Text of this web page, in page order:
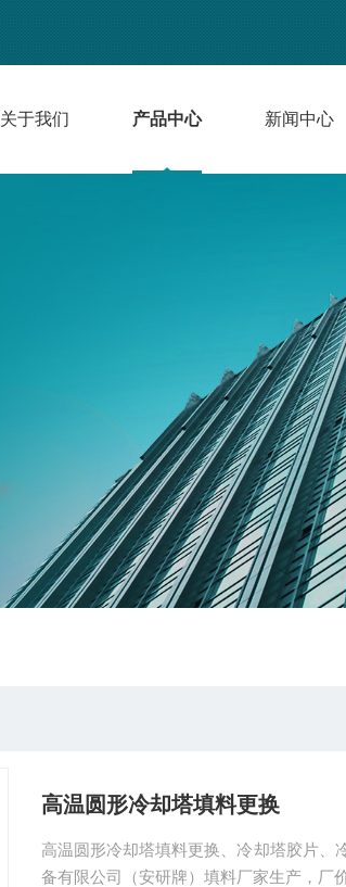
关于我们 产品中心 新闻中心
高温圆形冷却塔填料更换
高温圆形冷却塔填料更换、冷却塔胶片、
备有限公司（安研牌）填料厂家生产，厂价